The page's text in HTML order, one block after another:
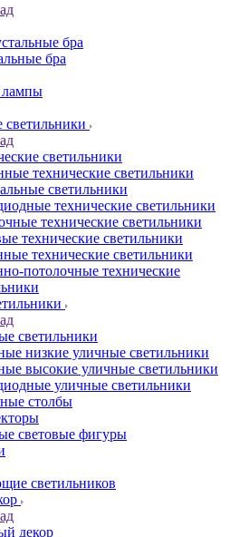
бра
бра
лампы
светильники
светильники
технические светильники
светильники
технические светильники
технические светильники
технические светильники
технические светильники
потолочные технические
светильники
низкие уличные светильники
высокие уличные светильники
уличные светильники
столбы
световые фигуры
светильников
декор